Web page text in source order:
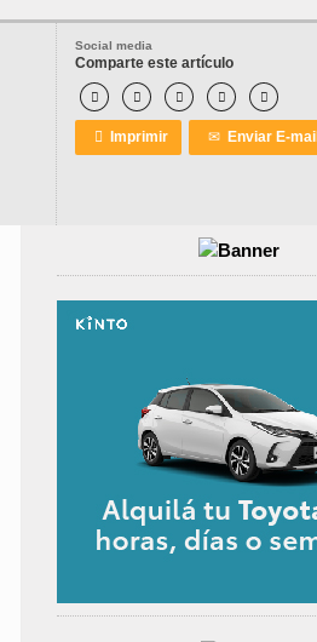
Social media
Comparte este artículo
    
 Imprimir ✉ Enviar E-mail